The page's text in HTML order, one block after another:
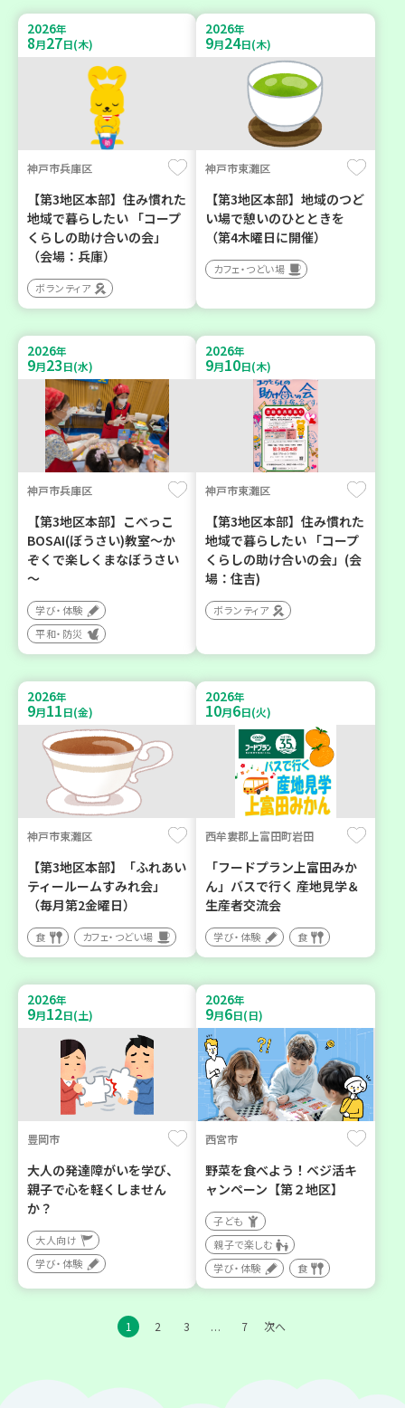
2026年
8月27日(木)
神戸市兵庫区
【第3地区本部】住み慣れた
地域で暮らしたい 「コープ
くらしの助け合いの会」
（会場：兵庫）
ボランティア
2026年
9月24日(木)
神戸市東灘区
【第3地区本部】地域のつど
い場で憩いのひとときを
（第4木曜日に開催）
カフェ・つどい場
2026年
9月23日(水)
神戸市兵庫区
【第3地区本部】こべっこ
BOSAI(ぼうさい)教室～か
ぞくで楽しくまなぼうさい
～
学び・体験
平和・防災
2026年
9月10日(木)
神戸市東灘区
【第3地区本部】住み慣れた
地域で暮らしたい 「コープ
くらしの助け合いの会」(会
場：住吉)
ボランティア
2026年
9月11日(金)
神戸市東灘区
【第3地区本部】「ふれあい
ティールームすみれ会」
（毎月第2金曜日）
食 カフェ・つどい場
2026年
10月6日(火)
西牟婁郡上富田町岩田
「フードプラン上富田みか
ん」バスで行く 産地見学＆
生産者交流会
学び・体験 食
2026年
9月12日(土)
豊岡市
大人の発達障がいを学び、
親子で心を軽くしません
か？
大人向け
学び・体験
2026年
9月6日(日)
西宮市
野菜を食べよう！ベジ活キ
ャンペーン【第２地区】
子ども
親子で楽しむ
学び・体験
食
1 2 3 … 7 次へ